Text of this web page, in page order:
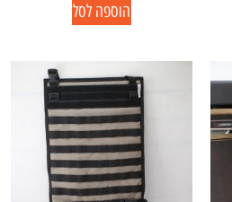
הוספה לסל